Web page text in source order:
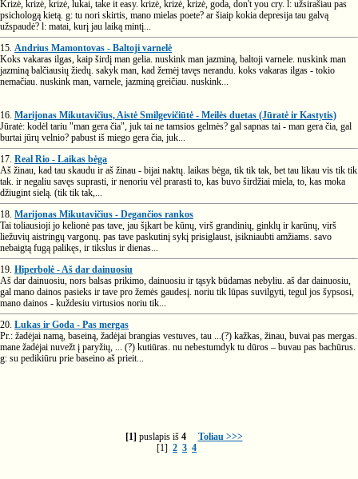
Krizė, krizė, krizė, lukai, take it easy. krizė, krizė, krizė, goda, don't you cry. l: užsirašiau pas
psichologą kietą. g: tu nori skirtis, mano mielas poete? ar šiaip kokia depresija tau galvą
užspaudė? l: matai, kurį jau laiką mintį...
15. Andrius Mamontovas - Baltoji varnelė
Koks vakaras ilgas, kaip širdį man gelia. nuskink man jazminą, baltoji varnele. nuskink man
jazminą balčiausių žiedų. sakyk man, kad žemėj tavęs nerandu. koks vakaras ilgas - tokio
nemačiau. nuskink man, varnele, jazminą greičiau. nuskink...
16. Marijonas Mikutavičius, Aistė Smilgevičiūtė - Meilės duetas (Jūratė ir Kastytis)
Jūratė: kodėl tariu "man gera čia", juk tai ne tamsios gelmės? gal sapnas tai - man gera čia, gal
burtai jūrų velnio? pabust iš miego gera čia, juk...
17. Real Rio - Laikas bėga
Aš žinau, kad tau skaudu ir aš žinau - bijai naktų. laikas bėga, tik tik tak, bet tau likau vis tik tik
tak. ir negaliu savęs suprasti, ir nenoriu vėl prarasti to, kas buvo širdžiai miela, to, kas moka
džiugint sielą. (tik tik tak,...
18. Marijonas Mikutavičius - Degančios rankos
Tai toliausioji jo kelionė pas tave, jau šįkart be kūnų, virš grandinių, ginklų ir karūnų, virš
liežuvių aistringų vargonų. pas tave paskutinį sykį prisiglaust, įsikniaubti amžiams. savo
nebaigtą fugą palikęs, ir tikslus ir dienas...
19. Hiperbolė - Aš dar dainuosiu
Aš dar dainuosiu, nors balsas prikimo, dainuosiu ir tąsyk būdamas nebyliu. aš dar dainuosiu,
gal mano dainos pasieks ir tave pro žemės gaudesį. noriu tik lūpas suvilgyti, tegul jos šypsosi,
mano dainos - kuždesiu virtusios noriu tik...
20. Lukas ir Goda - Pas mergas
Pr.: žadėjai namą, baseiną, žadėjai brangias vestuves, tau ...(?) kažkas, žinau, buvai pas mergas.
mane žadėjai nuvežt į paryžių, ... (?) kutiūras. nu nebestumdyk tu dūros – buvau pas bachūrus.
g: su pedikiūru prie baseino aš prieit...
[1] puslapis iš 4
Toliau >>>
[1] 2 3 4